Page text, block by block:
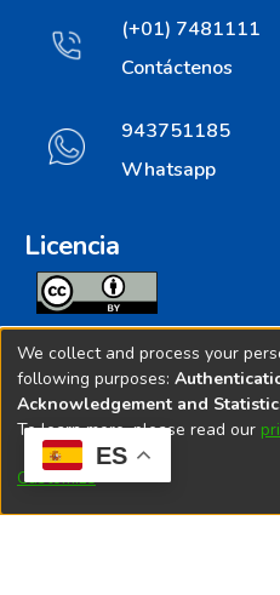
ES
(+01) 7481111
Contáctenos
943751185
Whatsapp
Licencia
Todos los contenidos de
licenciados bajo
Creative Commoms License
© 2025. Instituto Nacional
We collect and process your
following purposes:
Acknowledgement and
To learn more, please read our
Customize